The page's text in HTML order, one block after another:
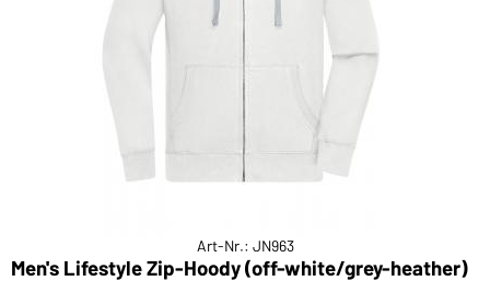
Art-Nr.: JN963
Men's Lifestyle Zip-Hoody (off-white/grey-heather)